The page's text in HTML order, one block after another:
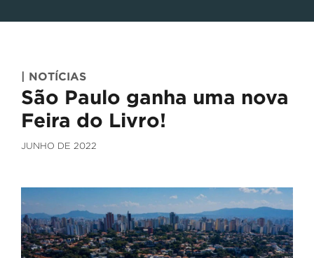
| NOTÍCIAS
São Paulo ganha uma nova
Feira do Livro!
JUNHO DE 2022